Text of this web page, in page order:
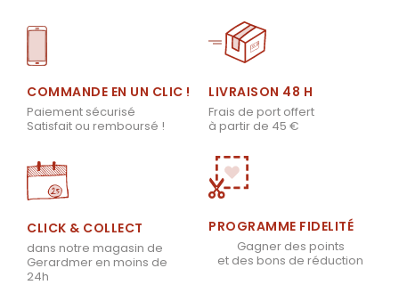
COMMANDE EN UN CLIC !
Paiement sécurisé
Satisfait ou remboursé !
LIVRAISON 48 H
Frais de port offert
à partir de 45 €
CLICK & COLLECT
dans notre magasin de
Gerardmer en moins de
24h
PROGRAMME FIDELITÉ
Gagner des points
et des bons de réduction